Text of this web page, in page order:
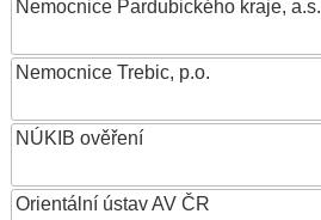
Nemocnice Pardubického kraje, a.s.
Nemocnice Trebic, p.o.
NÚKIB ověření
Orientální ústav AV ČR